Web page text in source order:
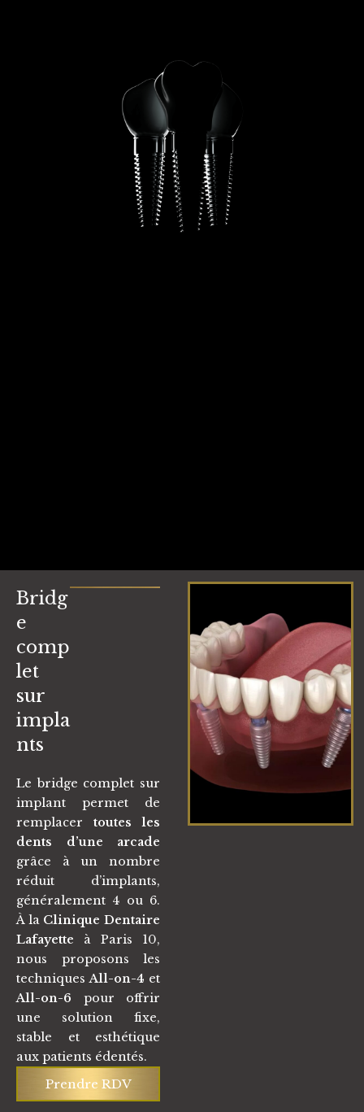
Bridg
e
comp
let
sur
impla
nts
Le bridge complet sur
implant permet de
remplacer toutes les
dents d’une arcade
grâce à un nombre
réduit d’implants,
généralement 4 ou 6.
À la Clinique Dentaire
Lafayette à Paris 10,
nous proposons les
techniquesAll-on-4 et
All-on-6 pour offrir
une solution fixe,
stable et esthétique
aux patients édentés.
Prendre RDV